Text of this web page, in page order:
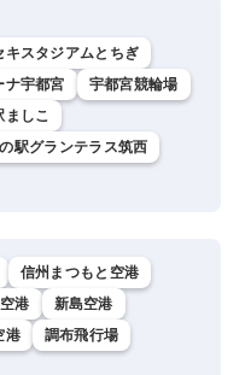
キスタジアムとちぎ
ナ宇都宮
宇都宮競輪場
ましこ
駅グランテラス筑西
信州まつもと空港
港
新島空港
港
調布飛行場